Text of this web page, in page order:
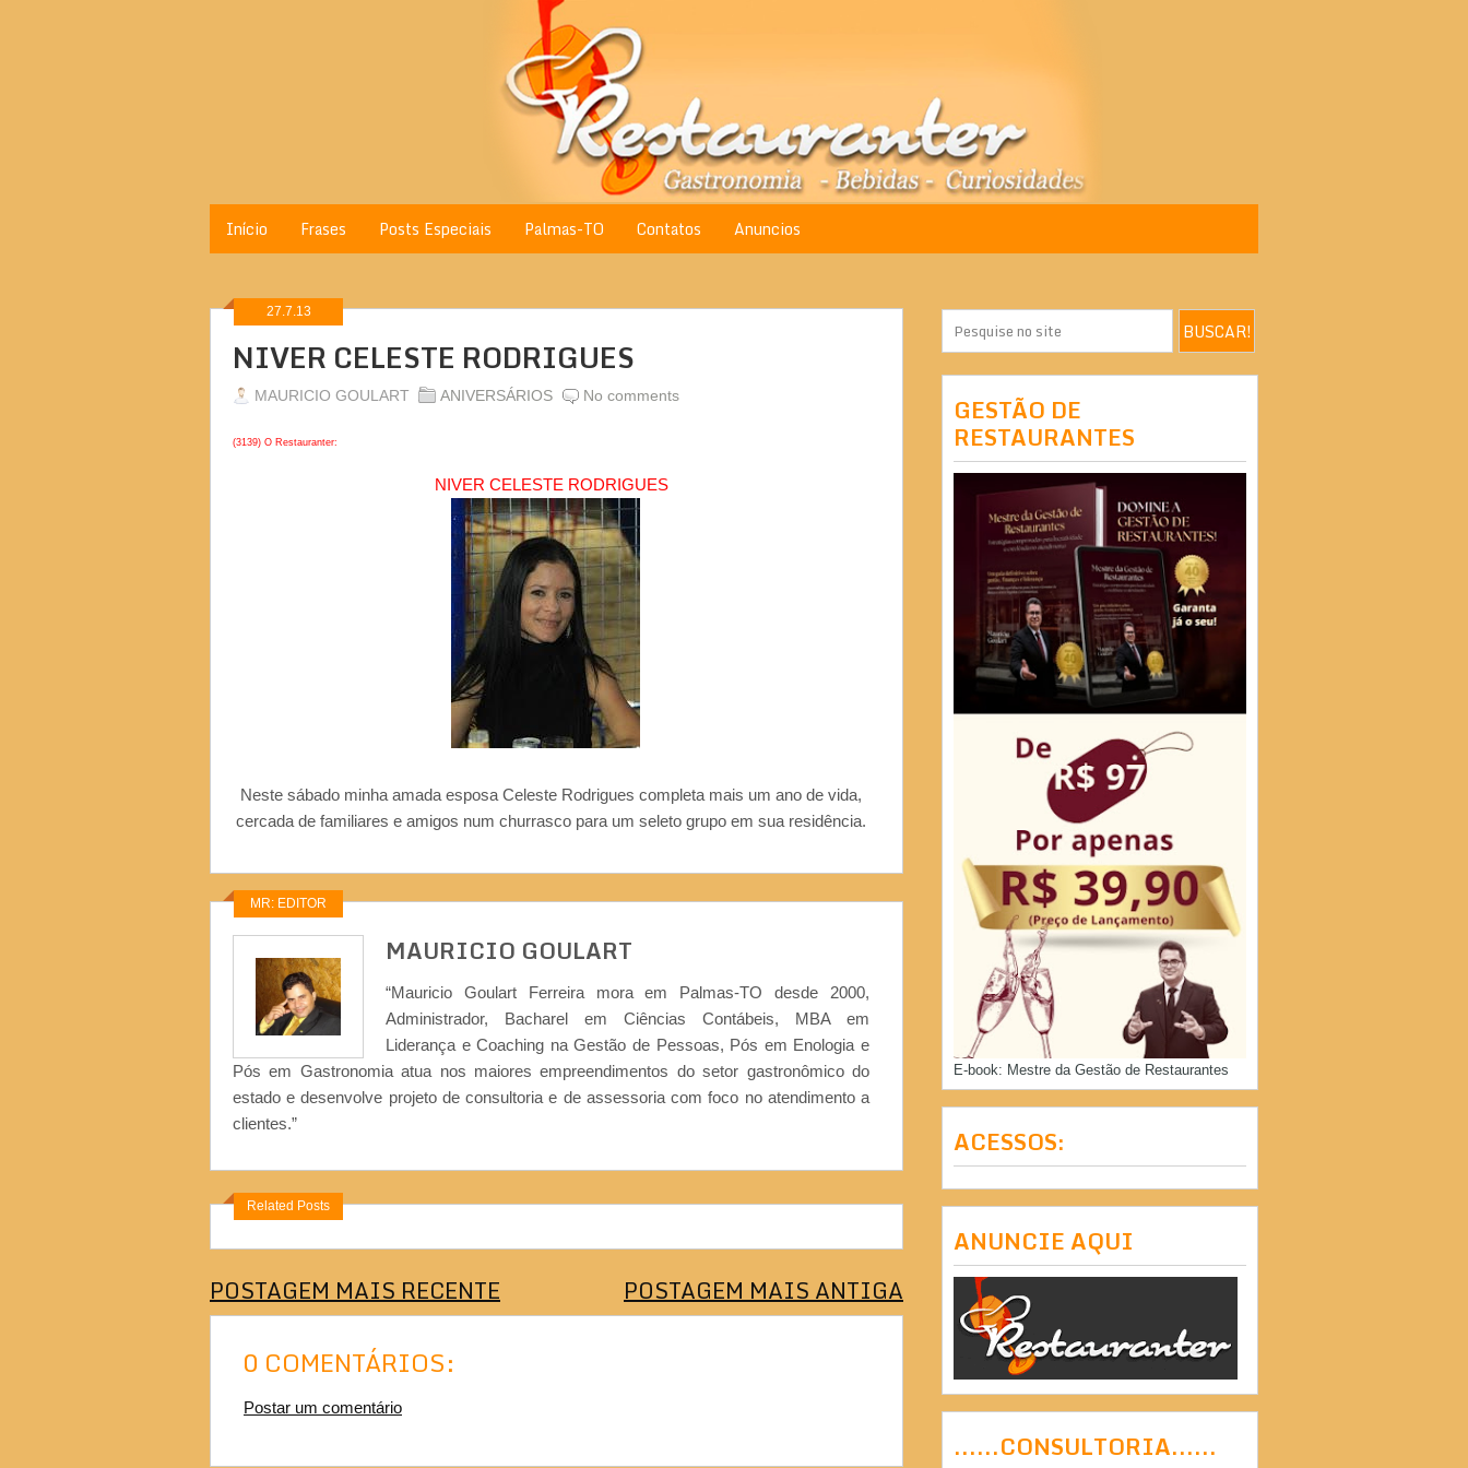
Início Frases Posts Especiais Palmas-TO Contatos Anuncios
27.7.13
NIVER CELESTE RODRIGUES
MAURICIO GOULART ANIVERSÁRIOS No comments
(3139) O Restauranter:
NIVER CELESTE RODRIGUES
Neste sábado minha amada esposa Celeste Rodrigues completa mais um ano de vida,
cercada de familiares e amigos num churrasco para um seleto grupo em sua residência.
MR: EDITOR
MAURICIO GOULART
“Mauricio Goulart Ferreira mora em Palmas-TO desde 2000,
Administrador, Bacharel em Ciências Contábeis, MBA em
Liderança e Coaching na Gestão de Pessoas, Pós em Enologia e
Pós em Gastronomia atua nos maiores empreendimentos do setor gastronômico do
estado e desenvolve projeto de consultoria e de assessoria com foco no atendimento a
clientes.”
Related Posts
POSTAGEM MAIS RECENTE POSTAGEM MAIS ANTIGA
0 COMENTÁRIOS:
Postar um comentário
GESTÃO DE
RESTAURANTES
E-book: Mestre da Gestão de Restaurantes
ACESSOS:
ANUNCIE AQUI
......CONSULTORIA......